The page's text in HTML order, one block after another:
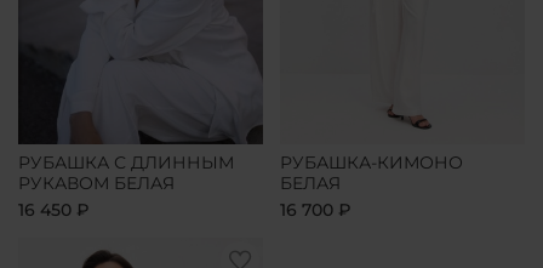
РУБАШКА С ДЛИННЫМ
РУКАВОМ БЕЛАЯ
16 450 ₽
РУБАШКА-КИМОНО
БЕЛАЯ
16 700 ₽